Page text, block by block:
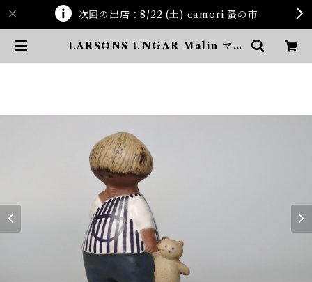
次回の出店：8/22 (土) camori 蚤の市
LARSONS UNGAR Malin マリ